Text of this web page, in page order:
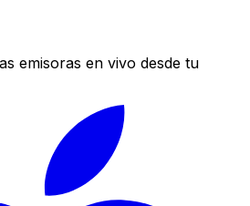
emisoras en vivo desde tu